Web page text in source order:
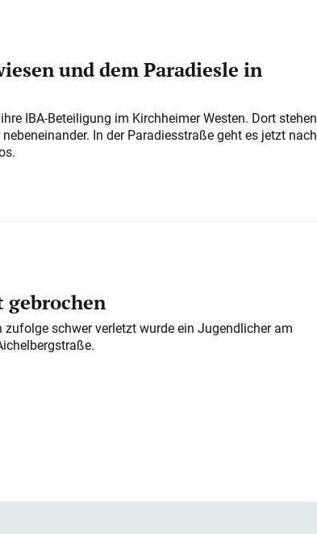
und dem Paradiesle in
IBA-Beteiligung im Kirchheimer Westen. Dort stehen
In der Paradiesstraße geht es jetzt nach
zufolge schwer verletzt wurde ein Jugendlicher am